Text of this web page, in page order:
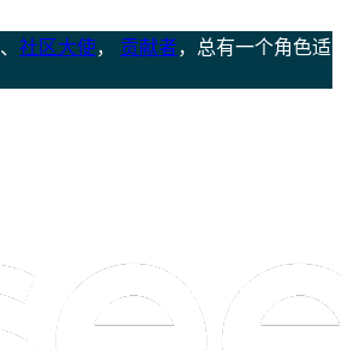
、 社区大使， 贡献者，总有一个角色适